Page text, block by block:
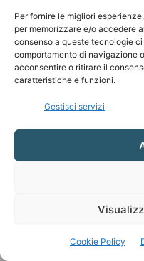
Per fornire le migliori
per memorizzare e/o accedere
consenso a queste tecnologie
comportamento di navigazione
acconsentire o ritirare il
caratteristiche e funzioni.
Gestisci servizi
Cookie Policy